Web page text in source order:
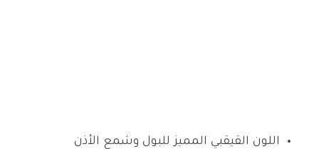
اللون القيقبي المميز للبول وشمع الأذن